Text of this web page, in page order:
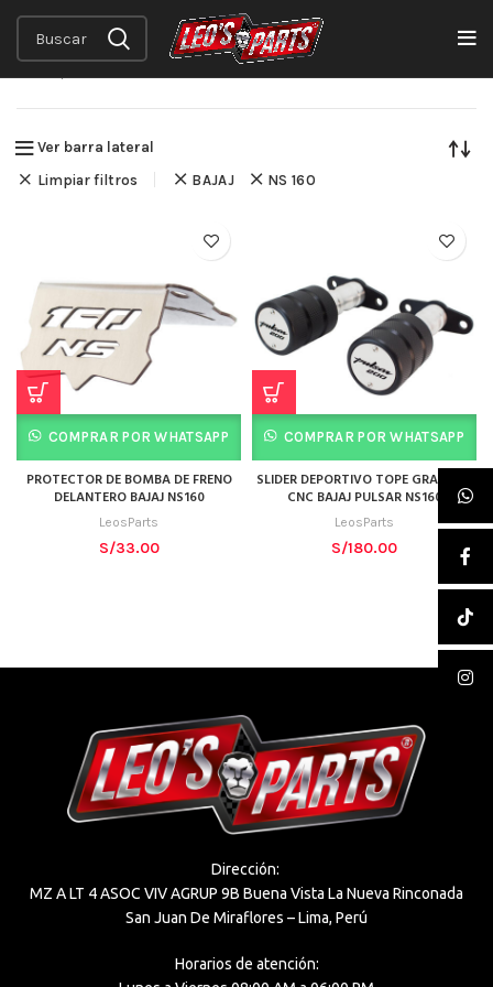
Ver barra lateral
Limpiar filtros BAJAJ NS 160
COMPRAR POR WHATSAPP
PROTECTOR DE BOMBA DE FRENO
DELANTERO BAJAJ NS160
LeosParts
S/33.00
COMPRAR POR WHATSAPP
SLIDER DEPORTIVO TOPE GRANADA
CNC BAJAJ PULSAR NS160
LeosParts
S/180.00
Dirección:
MZ A LT 4 ASOC VIV AGRUP 9B Buena Vista La Nueva Rinconada
San Juan De Miraflores – Lima, Perú
Horarios de atención: